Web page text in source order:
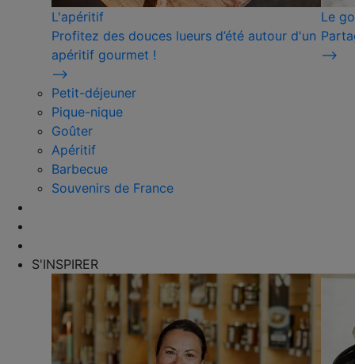
L'apéritif
Profitez des douces lueurs d’été autour d'un
apéritif gourmet !
⟶
Le
⟶
Petit-déjeuner
Pique-nique
Goûter
Apéritif
Barbecue
Souvenirs de France
S'INSPIRER